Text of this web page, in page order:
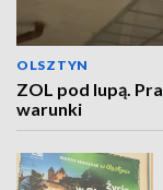
OLSZTYN
ZOL pod lupą.
warunki